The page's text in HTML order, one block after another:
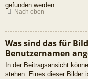
gefunden werden.
Nach oben
Was sind das für
Benutzernamen
In der Beitragsansicht
stehen. Eines dieser Bilder